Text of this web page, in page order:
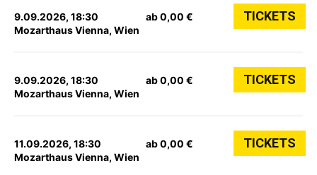
9.09.2026, 18:30
Mozarthaus Vienna, Wien
ab 0,00 € TICKETS
9.09.2026, 18:30
Mozarthaus Vienna, Wien
ab 0,00 € TICKETS
11.09.2026, 18:30
Mozarthaus Vienna, Wien
ab 0,00 € TICKETS